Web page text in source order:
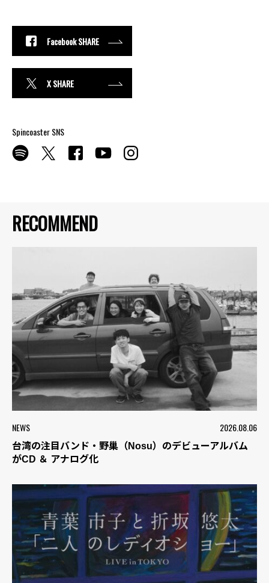
RECOMMEND
NEWS 2026.08.06
台湾の注目バンド・野巢（Nosu）のデビューアルバム
がCD ＆ アナログ化
Facebook SHARE
X SHARE
Spincoaster SNS